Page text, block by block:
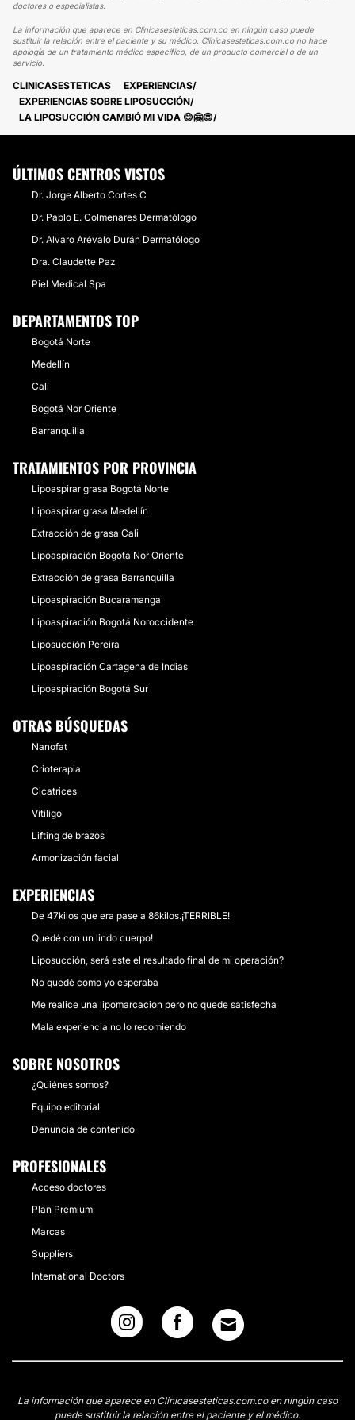
doctores o especialistas.
La información que aparece en Clinicasesteticas.com.co en ningún caso puede
sustituir la relación entre el paciente y su médico. Clinicasesteticas.com.co no hace
apología de un tratamiento médico específico, de un producto comercial o de un
servicio.
CLINICASESTETICAS
EXPERIENCIAS
EXPERIENCIAS SOBRE LIPOSUCCIÓN
LA LIPOSUCCIÓN CAMBIÓ MI VIDA 😊🤗😍
ÚLTIMOS CENTROS VISTOS
Dr. Jorge Alberto Cortes C
Dr. Pablo E. Colmenares Dermatólogo
Dr. Alvaro Arévalo Durán Dermatólogo
Dra. Claudette Paz
Piel Medical Spa
DEPARTAMENTOS TOP
Bogotá Norte
Medellín
Cali
Bogotá Nor Oriente
Barranquilla
TRATAMIENTOS POR PROVINCIA
Lipoaspirar grasa Bogotá Norte
Lipoaspirar grasa Medellín
Extracción de grasa Cali
Lipoaspiración Bogotá Nor Oriente
Extracción de grasa Barranquilla
Lipoaspiración Bucaramanga
Lipoaspiración Bogotá Noroccidente
Liposucción Pereira
Lipoaspiración Cartagena de Indias
Lipoaspiración Bogotá Sur
OTRAS BÚSQUEDAS
Nanofat
Crioterapia
Cicatrices
Vitiligo
Lifting de brazos
Armonización facial
EXPERIENCIAS
De 47kilos que era pase a 86kilos.¡TERRIBLE!
Quedé con un lindo cuerpo!
Liposucción, será este el resultado final de mi operación?
No quedé como yo esperaba
Me realice una lipomarcacion pero no quede satisfecha
Mala experiencia no lo recomiendo
SOBRE NOSOTROS
¿Quiénes somos?
Equipo editorial
Denuncia de contenido
PROFESIONALES
Acceso doctores
Plan Premium
Marcas
Suppliers
International Doctors
La información que aparece en Clinicasesteticas.com.co en ningún caso
puede sustituir la relación entre el paciente y el médico.